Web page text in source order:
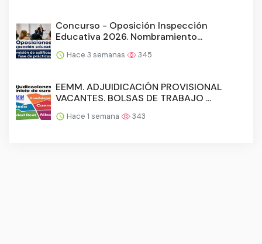
Concurso - Oposición Inspección
Educativa 2026. Nombramiento...
Hace 3 semanas 345
EEMM. ADJUIDICACIÓN PROVISIONAL
VACANTES. BOLSAS DE TRABAJO ...
Hace 1 semana 343